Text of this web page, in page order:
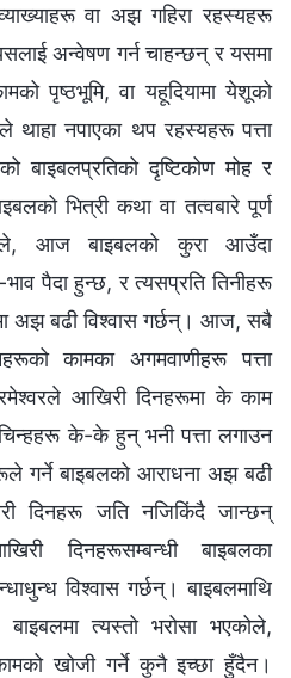
वा अझ गहिरा रहस्यहरू
अन्वेषण गर्न चाहन्छन् र यसमा
पृष्ठभूमि, वा यहूदियामा येशूको
नपाएका थप रहस्यहरू पत्ता
बाइबलप्रतिको दृष्टिकोण मोह र
भित्री कथा वा तत्वबारे पूर्ण
आज बाइबलको कुरा आउँदा
पैदा हुन्छ, र त्यसप्रति तिनीहरू
अझ बढी विश्‍वास गर्छन्। आज, सबै
कामका अगमवाणीहरू पत्ता
आखिरी दिनहरूमा के काम
के-के हुन् भनी पत्ता लगाउन
गर्ने बाइबलको आराधना अझ बढी
दिनहरू जति नजिकिंदै जान्छन्
दिनहरूसम्बन्धी बाइबलका
विश्‍वास गर्छन्। बाइबलमाथि
त्यस्तो भरोसा भएकोले,
खोजी गर्ने कुनै इच्छा हुँदैन।